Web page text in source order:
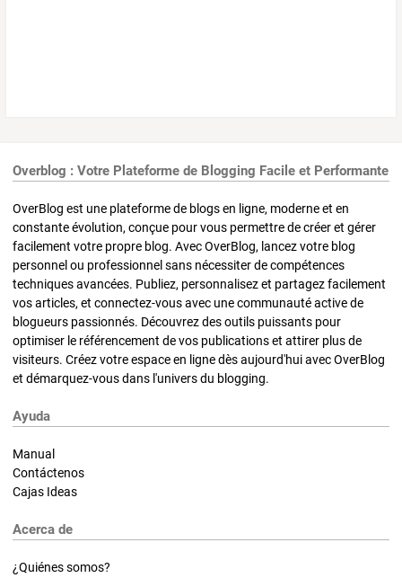
Overblog : Votre Plateforme de Blogging Facile et Performante
OverBlog est une plateforme de blogs en ligne, moderne et en
constante évolution, conçue pour vous permettre de créer et gérer
facilement votre propre blog. Avec OverBlog, lancez votre blog
personnel ou professionnel sans nécessiter de compétences
techniques avancées. Publiez, personnalisez et partagez facilement
vos articles, et connectez-vous avec une communauté active de
blogueurs passionnés. Découvrez des outils puissants pour
optimiser le référencement de vos publications et attirer plus de
visiteurs. Créez votre espace en ligne dès aujourd'hui avec OverBlog
et démarquez-vous dans l'univers du blogging.
Ayuda
Manual
Contáctenos
Cajas Ideas
Acerca de
¿Quiénes somos?